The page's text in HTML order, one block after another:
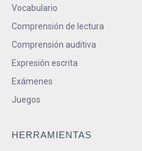
Vocabulario
Comprensión de lectura
Comprensión auditiva
Expresión escrita
Exámenes
Juegos
HERRAMIENTAS